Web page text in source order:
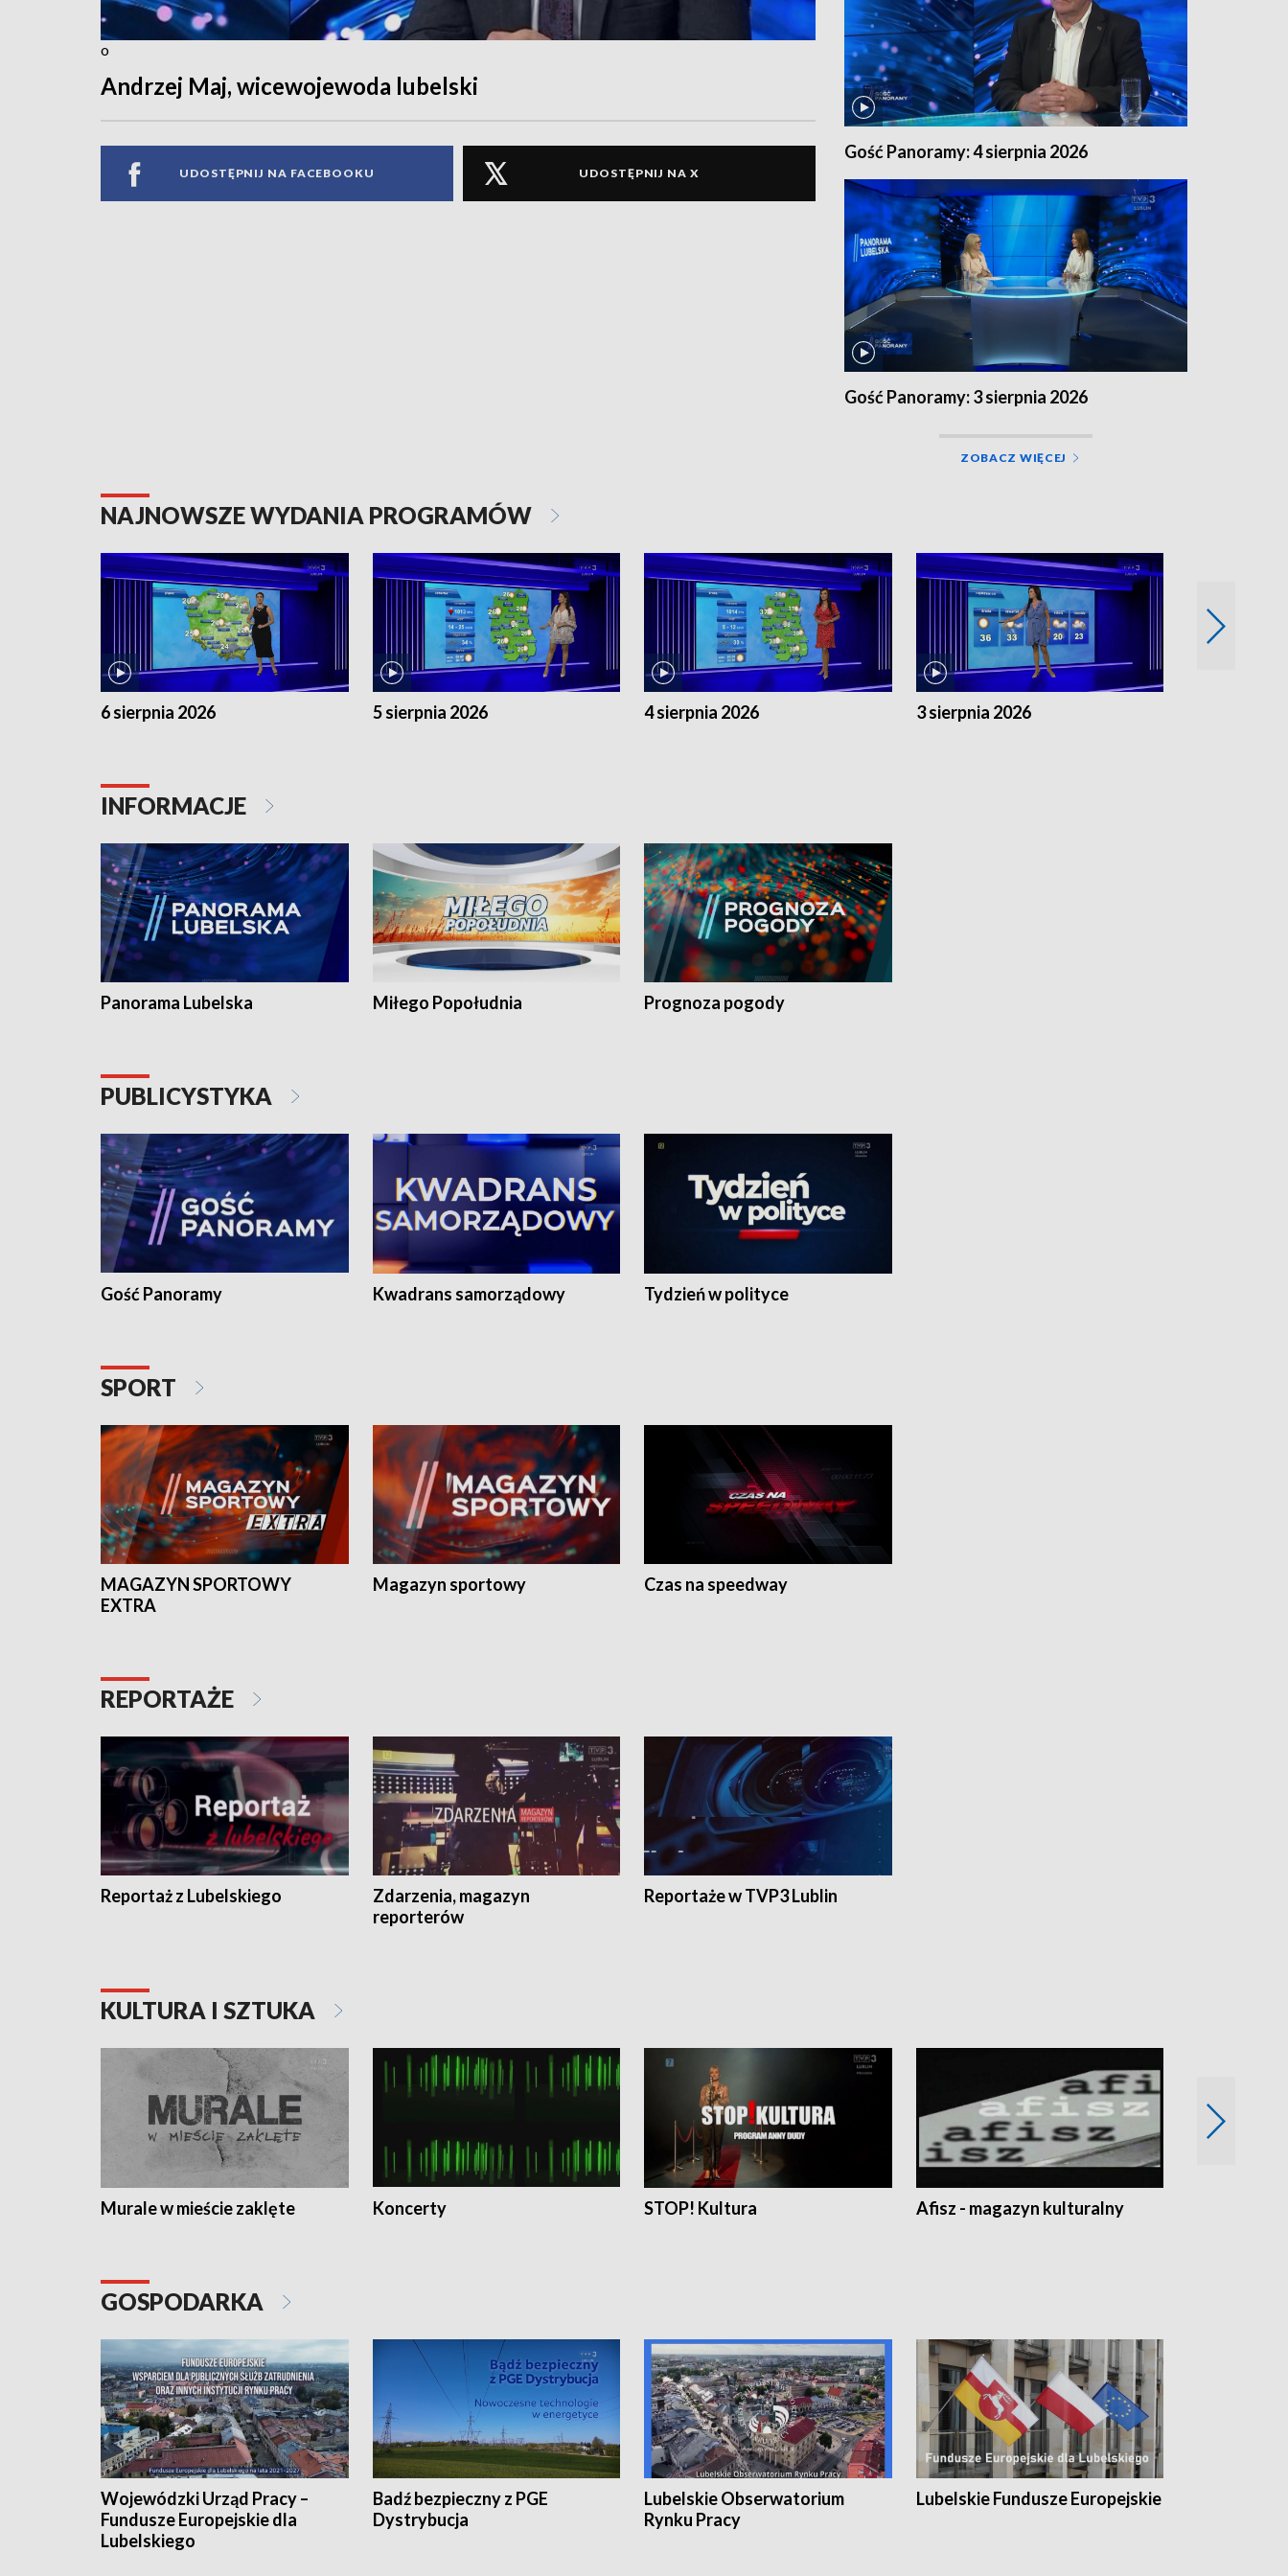
o
Andrzej Maj, wicewojewoda lubelski
UDOSTĘPNIJ NA FACEBOOKU UDOSTĘPNIJ NA X
Gość Panoramy: 4 sierpnia 2026
Gość Panoramy: 3 sierpnia 2026
ZOBACZ WIĘCEJ
NAJNOWSZE WYDANIA PROGRAMÓW
6 sierpnia 2026 5 sierpnia 2026 4 sierpnia 2026 3 sierpnia 2026
INFORMACJE
Panorama Lubelska Miłego Popołudnia Prognoza pogody
PUBLICYSTYKA
Gość Panoramy Kwadrans samorządowy Tydzień w polityce
SPORT
MAGAZYN SPORTOWY
EXTRA
Magazyn sportowy Czas na speedway
REPORTAŻE
Reportaż z Lubelskiego
Zdarzenia, magazyn
reporterów
Reportaże w TVP3 Lublin
KULTURA I SZTUKA
Murale w mieście zaklęte Koncerty STOP! Kultura Afisz - magazyn kulturalny
GOSPODARKA
Wojewódzki Urząd Pracy –
Fundusze Europejskie dla
Lubelskiego
Badź bezpieczny z PGE
Dystrybucja
Lubelskie Obserwatorium
Rynku Pracy
Lubelskie Fundusze Europejskie